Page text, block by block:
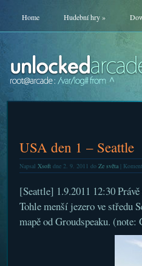
Home Hudební hry»
USA den 1 – Seattle
Napsal Xsoftdne 2. 9. 2011 do Ze světa|
[Seattle] 1.9.2011 12:30
Tohle menší jezero ve středu
mapě od Groudspeaku. (note: